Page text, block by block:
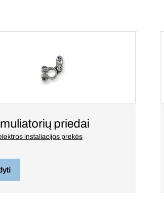
priedai
instaliacijos prekės